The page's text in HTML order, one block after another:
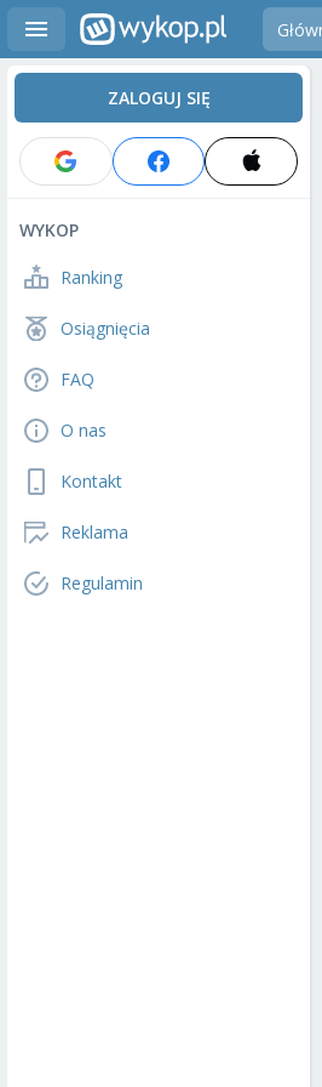
ZALOGUJ SIĘ
WYKOP
Ranking
Osiągnięcia
FAQ
O nas
Kontakt
Reklama
Regulamin